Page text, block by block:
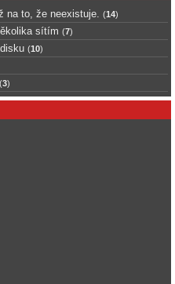
na to, že neexistuje. (14)
sítím (7)
(10)
(3)